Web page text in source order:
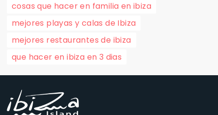
cosas que hacer en familia en ibiza
mejores playas y calas de Ibiza
mejores restaurantes de ibiza
que hacer en ibiza en 3 dias